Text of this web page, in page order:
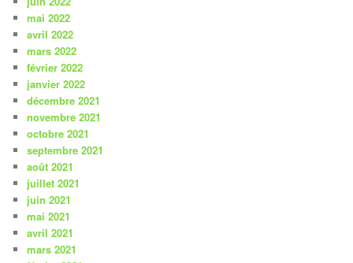
mai 2022
avril 2022
mars 2022
février 2022
janvier 2022
décembre 2021
novembre 2021
octobre 2021
septembre 2021
août 2021
juillet 2021
juin 2021
mai 2021
avril 2021
mars 2021